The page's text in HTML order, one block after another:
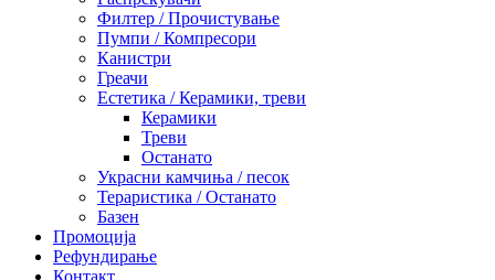
Филтер / Прочистување
Пумпи / Компресори
Канистри
Греачи
Естетика / Керамики, треви
Керамики
Треви
Останато
Украсни камчиња / песок
Тераристика / Останато
Базен
Промоција
Рефундирање
Контакт